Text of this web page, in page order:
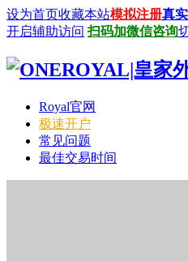
设为首页收藏本站模拟注册真
开启辅助访问 扫码加微信咨询
Royal官网
极速开户
常见问题
最佳交易时间